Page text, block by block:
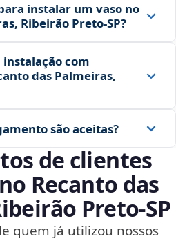
instalar um vaso no
Ribeirão Preto‑SP?
instalação com
das Palmeiras,
são aceitas?
de clientes
Recanto das
Preto‑SP
quem já utilizou nossos